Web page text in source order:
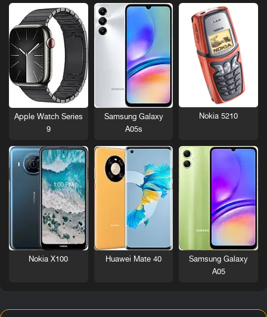
Nokia 5210
Samsung Galaxy
A05s
Apple Watch Series
9
Samsung Galaxy
A05
Huawei Mate 40
Nokia X100